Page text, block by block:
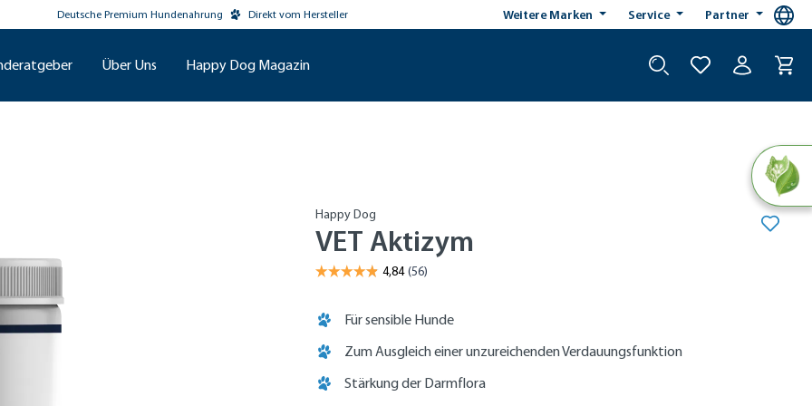
Deutsche Premium Hundenahrung Direkt vom Hersteller Weitere Marken Service Partner
Über Uns Happy Dog Magazin
Happy Dog
VET Aktizym
Für sensible Hunde
Zum Ausgleich einer unzureichenden Verdauungsfunktion
Stärkung der Darmflora